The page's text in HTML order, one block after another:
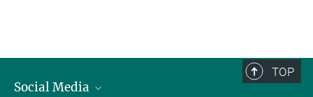
TOP
Social Media